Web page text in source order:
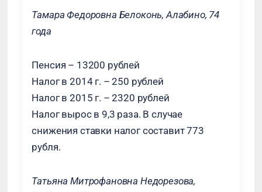
Тамара Федоровна Белоконь, Алабино, 74
года
Пенсия – 13200 рублей
Налог в 2014 г. – 250 рублей
Налог в 2015 г. – 2320 рублей
Налог вырос в 9,3 раза. В случае
снижения ставки налог составит 773
рубля.
Татьяна Митрофановна Недорезова,